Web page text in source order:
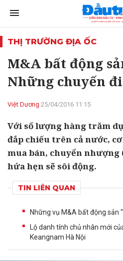
THỊ TRƯỜNG ĐỊA ỐC
M&A bất động
Những chuyến
Việt Dương 25/04/2016 11:15
Với số lượng hàng trăm
đắp chiếu trên cả nước,
mua bán, chuyển nhượng
hứa hẹn sẽ sôi động.
TIN LIÊN QUAN
Những vụ M&A bất động sản
Lộ danh tính chủ nhân mới
Keangnam Hà Nội